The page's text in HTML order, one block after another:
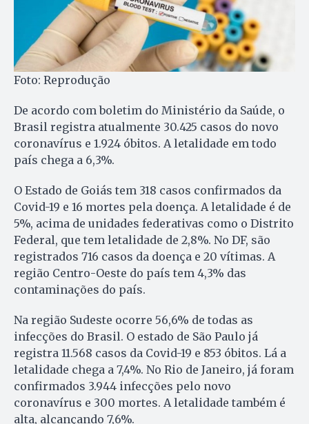
Foto: Reprodução
De acordo com boletim do Ministério da Saúde, o
Brasil registra atualmente 30.425 casos do novo
coronavírus e 1.924 óbitos. A letalidade em todo
país chega a 6,3%.
O Estado de Goiás tem 318 casos confirmados da
Covid-19 e 16 mortes pela doença. A letalidade é de
5%, acima de unidades federativas como o Distrito
Federal, que tem letalidade de 2,8%. No DF, são
registrados 716 casos da doença e 20 vítimas. A
região Centro-Oeste do país tem 4,3% das
contaminações do país.
Na região Sudeste ocorre 56,6% de todas as
infecções do Brasil. O estado de São Paulo já
registra 11.568 casos da Covid-19 e 853 óbitos. Lá a
letalidade chega a 7,4%. No Rio de Janeiro, já foram
confirmados 3.944 infecções pelo novo
coronavírus e 300 mortes. A letalidade também é
alta, alcançando 7,6%.